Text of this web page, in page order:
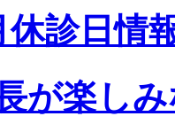
休診日情
が楽し